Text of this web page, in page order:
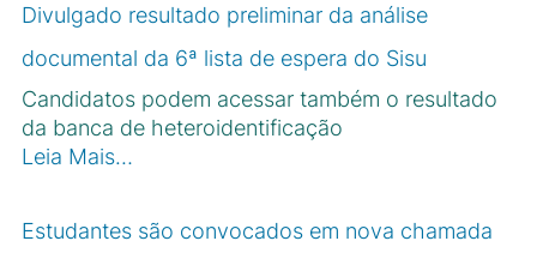
Divulgado resultado preliminar da análise
documental da 6ª lista de espera do Sisu
Candidatos podem acessar também o resultado
da banca de heteroidentificação
Leia Mais…
Estudantes são convocados em nova chamada